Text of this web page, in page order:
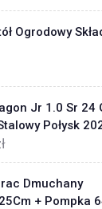
Ogrodowy
Jr 1.0 Sr 24
Połysk
Dmuchany
+ Pompka